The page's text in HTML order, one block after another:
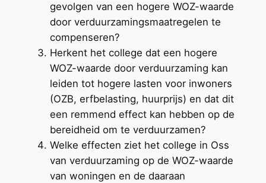
gevolgen van een hogere WOZ-waarde
door verduurzamingsmaatregelen te
compenseren?
Herkent het college dat een hogere
WOZ-waarde door verduurzaming kan
leiden tot hogere lasten voor inwoners
(OZB, erfbelasting, huurprijs) en dat dit
een remmend effect kan hebben op de
bereidheid om te verduurzamen?
Welke effecten ziet het college in Oss
van verduurzaming op de WOZ-waarde
van woningen en de daaraan